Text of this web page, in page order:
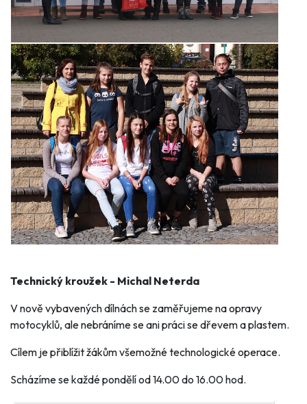
Technický kroužek - Michal Neterda
V nově vybavených dílnách se zaměřujeme na opravy
motocyklů, ale nebráníme se ani práci se dřevem a plastem.
Cílem je přiblížit žákům všemožné technologické operace.
Scházíme se každé pondělí od 14.00 do 16.00 hod.